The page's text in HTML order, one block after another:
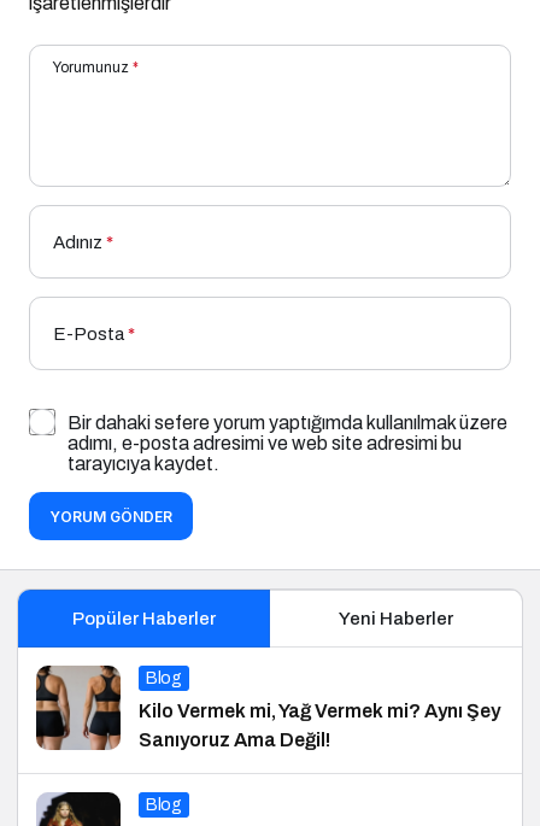
Yorumunuz *
Adınız *
E-Posta*
Bir dahaki sefere yorum yaptığımda kullanılmak üzere
adımı, e-posta adresimi ve web site adresimi bu
tarayıcıya kaydet.
YORUM GÖNDER
Popüler Haberler Yeni Haberler
Blog
Kilo Vermek mi, Yağ Vermek mi? Aynı Şey
Sanıyoruz Ama Değil!
Blog